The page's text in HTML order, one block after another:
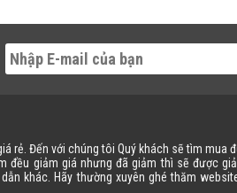
rẻ. Đến với chúng tôi Quý khách sẽ tìm mua
giảm giá nhưng đã giảm thì sẽ được
khác. Hãy thường xuyên ghé thăm